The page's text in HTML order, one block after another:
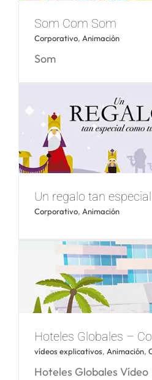
Som Com
Som Com Som
Corporativo, Animación
Som
Un regalo tan
Un regalo tan
Corporativo, Animación
Hoteles Globales –
vídeos explicativos, Animación,
Hoteles Globales Vídeo